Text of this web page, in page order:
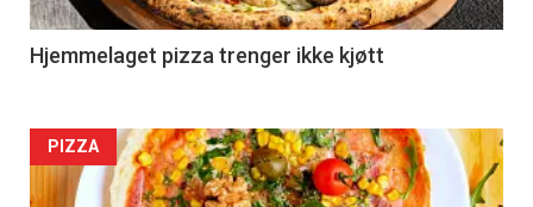
Hjemmelaget pizza trenger ikke kjøtt
PIZZA